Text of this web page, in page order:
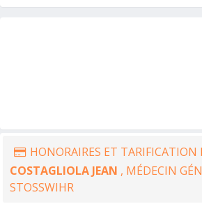
HONORAIRES ET TARIFICATION
COSTAGLIOLA JEAN , MÉDECIN
STOSSWIHR